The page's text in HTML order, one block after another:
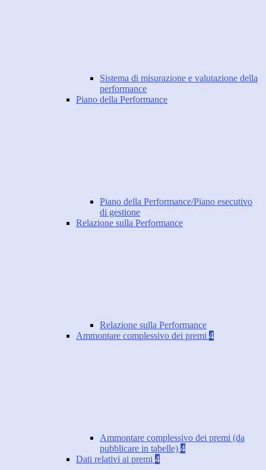
Sistema di misurazione e valutazione della
performance
Piano della Performance
Piano della Performance/Piano esecutivo
di gestione
Relazione sulla Performance
Relazione sulla Performance
Ammontare complessivo dei premi 4
Ammontare complessivo dei premi (da
pubblicare in tabelle) 4
Dati relativi ai premi 4